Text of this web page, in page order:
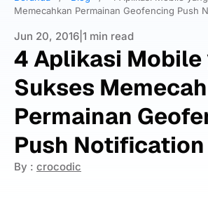
Memecahkan Permainan Geofencing Push
Jun 20, 2016 1 min read
4 Aplikasi Mobile
Sukses
Permainan
Push Notification
By : crocodic